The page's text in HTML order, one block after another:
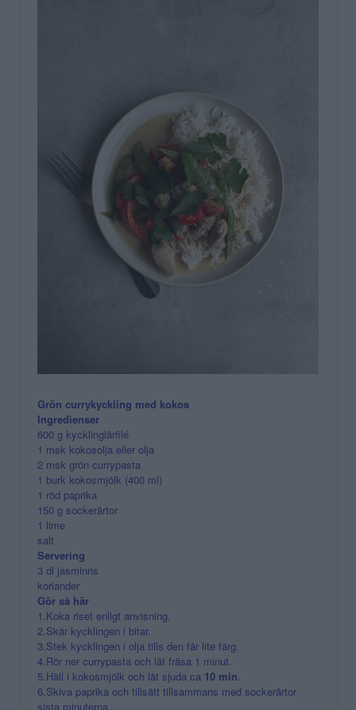
Grön currykyckling med kokos
Ingredienser
600 g kycklinglårfilé
1 msk kokosolja eller olja
2 msk grön currypasta
1 burk kokosmjölk (400 ml)
1 röd paprika
150 g sockerärtor
1 lime
salt
Servering
3 dl jasminris
koriander
Gör så här
1.Koka riset enligt anvisning.
2.Skär kycklingen i bitar.
3.Stek kycklingen i olja tills den får lite färg.
4.Rör ner currypasta och låt fräsa 1 minut.
5.Häll i kokosmjölk och låt sjuda ca 10 min.
6.Skiva paprika och tillsätt tillsammans med sockerärtor
sista minuterna.